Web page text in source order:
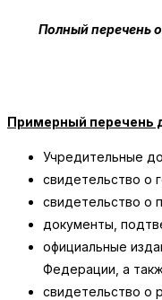
Полный перечень
Примерный перечень
Учредительные
свидетельство о
свидетельство о
документы,
официальные
Федерации, а
свидетельство о